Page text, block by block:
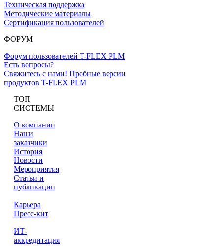
Техническая поддержка
Методические материалы
Сертификация пользователей
ФОРУМ
Форум пользователей T-FLEX PLM
Есть вопросы?
Свяжитесь с нами! Пробные версии
продуктов T-FLEX PLM
ТОП
СИСТЕМЫ
О компании
Наши
заказчики
История
Новости
Мероприятия
Статьи и
публикации
Карьера
Пресс-кит
ИТ-
аккредитация